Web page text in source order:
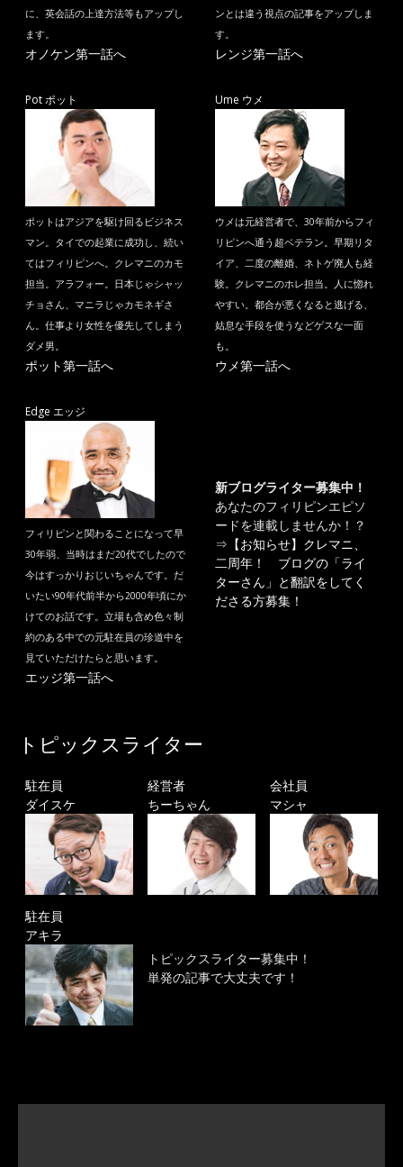
に、英会話の上達方法等もアップし
ます。
オノケン第一話へ
ンとは違う視点の記事をアップしま
す。
レンジ第一話へ
Pot ポット
ポットはアジアを駆け回るビジネス
マン。タイでの起業に成功し、続い
てはフィリピンへ。クレマニのカモ
担当。アラフォー。日本じゃシャッ
チョさん、マニラじゃカモネギさ
ん。仕事より女性を優先してしまう
ダメ男。
ポット第一話へ
Ume ウメ
ウメは元経営者で、30年前からフィ
リピンへ通う超ベテラン。早期リタ
イア、二度の離婚、ネトゲ廃人も経
験。クレマニのホレ担当。人に惚れ
やすい。都合が悪くなると逃げる、
姑息な手段を使うなどゲスな一面
も。
ウメ第一話へ
Edge エッジ
フィリピンと関わることになって早
30年弱、当時はまだ20代でしたので
今はすっかりおじいちゃんです。だ
いたい90年代前半から2000年頃にか
けてのお話です。立場も含め色々制
約のある中での元駐在員の珍道中を
見ていただけたらと思います。
エッジ第一話へ
新ブログライター募集中！
あなたのフィリピンエピソ
ードを連載しませんか！？
⇒ 【お知らせ】クレマニ、
二周年！ ブログの「ライ
ターさん」と翻訳をしてく
ださる方募集！
トピックスライター
駐在員
ダイスケ
経営者
ちーちゃん
会社員
マシャ
駐在員
アキラ
トピックスライター募集中！
単発の記事で大丈夫です！